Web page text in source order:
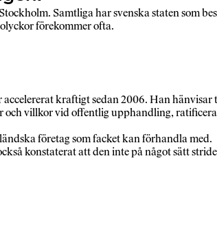
Samtliga har svenska staten som
förekommer ofta.
kraftigt sedan 2006. Han
villkor vid offentlig upphandling,
företag som facket kan förhandla med.
konstaterat att den inte på något sätt